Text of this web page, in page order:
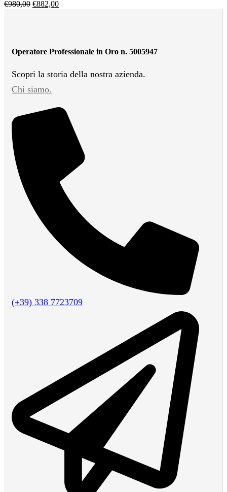
€980,00 €882,00
Operatore Professionale in Oro n. 5005947
Scopri la storia della nostra azienda.
Chi siamo.
(+39) 338 7723709